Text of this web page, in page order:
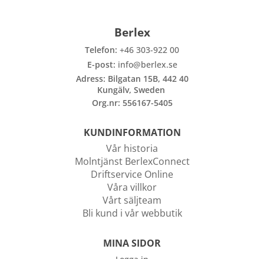
Berlex
Telefon: +46 303-922 00
E-post: info@berlex.se
Adress: Bilgatan 15B, 442 40
Kungälv, Sweden
Org.nr: 556167-5405
KUNDINFORMATION
Vår historia
Molntjänst BerlexConnect
Driftservice Online
Våra villkor
Vårt säljteam
Bli kund i vår webbutik
MINA SIDOR